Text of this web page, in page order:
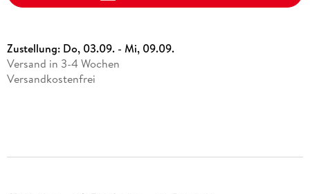
Zustellung: Do, 03.09. - Mi, 09.09.
Versand in 3-4 Wochen
Versandkostenfrei